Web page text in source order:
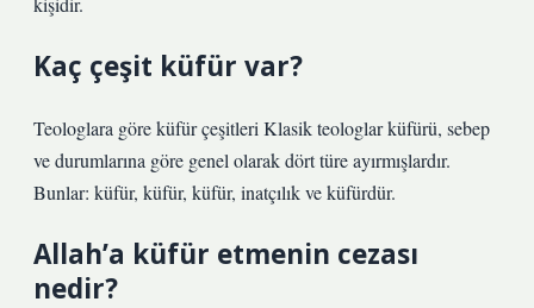
Kaç çeşit küfür var?
Teologlara göre küfür çeşitleri Klasik teologlar küfürü, sebep
ve durumlarına göre genel olarak dört türe ayırmışlardır.
Bunlar: küfür, küfür, küfür, inatçılık ve küfürdür.
Allah’a küfür etmenin cezası
nedir?